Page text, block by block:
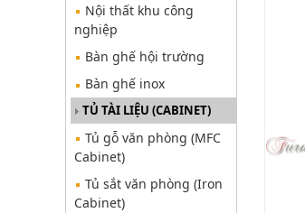
Nội thất khu công
nghiệp
Bàn ghế hội trường
Bàn ghế inox
TỦ TÀI LIỆU (CABINET)
Tủ gỗ văn phòng (MFC
Cabinet)
Tủ sắt văn phòng (Iron
Cabinet)